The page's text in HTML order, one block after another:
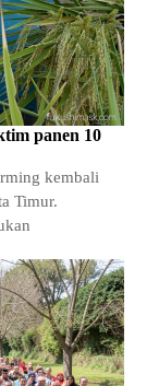
panen 10
kembali
Timur.